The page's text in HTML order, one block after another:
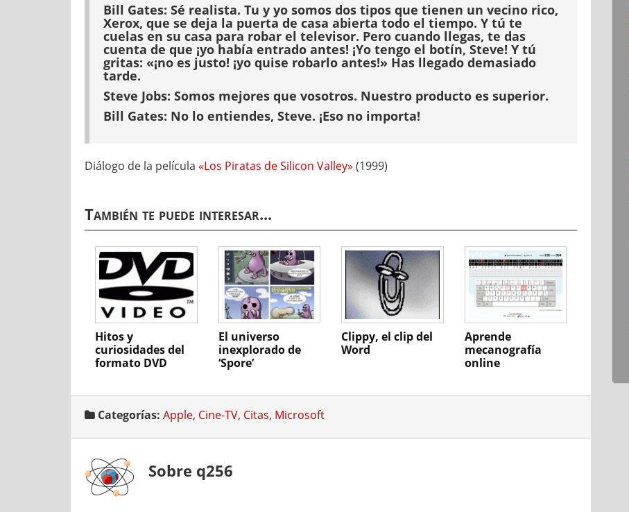
Bill Gates: Sé realista. Tu y yo somos dos tipos que tienen un vecino rico,
Xerox, que se deja la puerta de casa abierta todo el tiempo. Y tú te
cuelas en su casa para robar el televisor. Pero cuando llegas, te das
cuenta de que ¡yo había entrado antes! ¡Yo tengo el botín, Steve! Y tú
gritas: «¡no es justo! ¡yo quise robarlo antes!» Has llegado demasiado
tarde.
Steve Jobs: Somos mejores que vosotros. Nuestro producto es superior.
Bill Gates: No lo entiendes, Steve. ¡Eso no importa!
Diálogo de la película «Los Piratas de Silicon Valley» (1999)
También te puede interesar...
Hitos y
curiosidades del
formato DVD
El universo
inexplorado de
‘Spore’
Clippy, el clip del
Word
Aprende
mecanografía
online
Categorías: Apple, Cine-TV, Citas, Microsoft
Sobre q256